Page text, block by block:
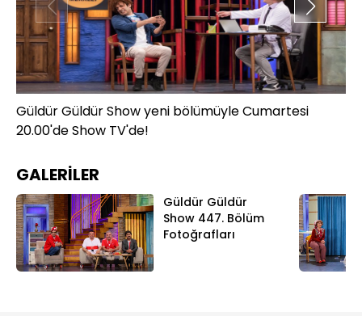
Güldür Güldür Show yeni bölümüyle Cumartesi
20.00'de Show TV'de!
GALERİLER
Güldür Güldür
Show 447. Bölüm
Fotoğrafları